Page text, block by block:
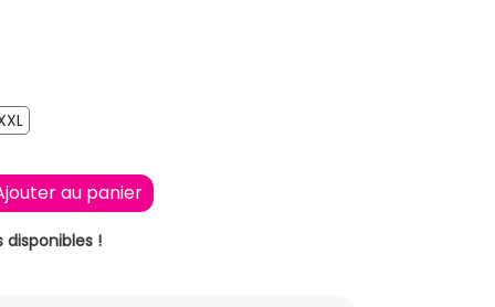
XXL
au panier
disponibles !